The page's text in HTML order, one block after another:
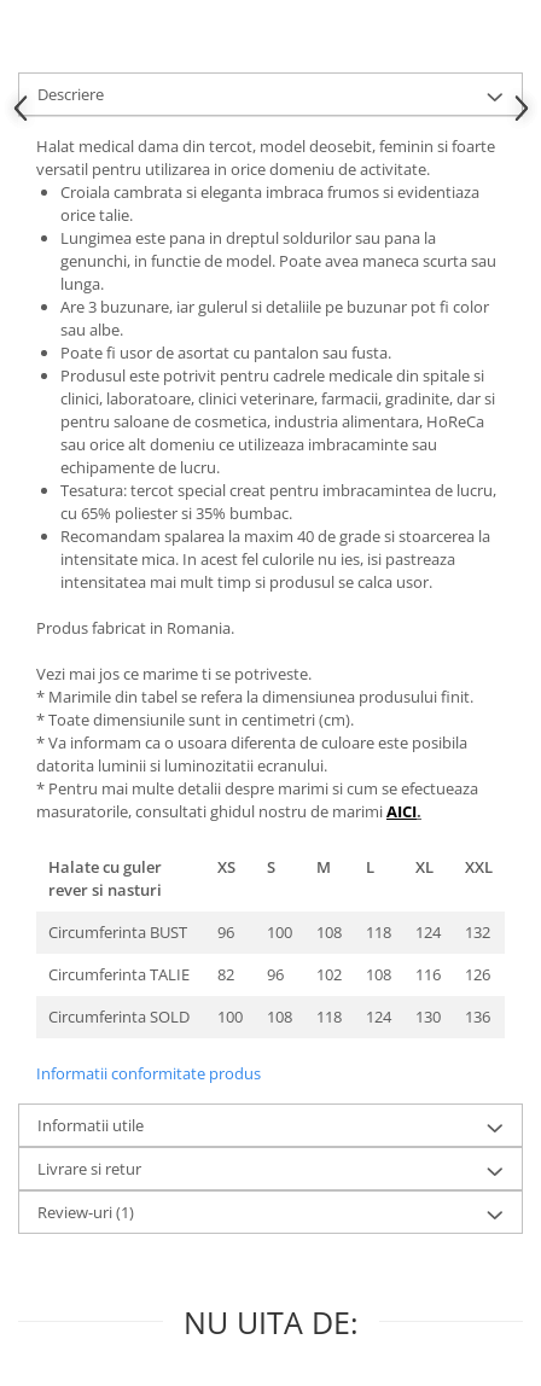
Descriere
Halat medical dama din tercot, model deosebit, feminin si foarte
versatil pentru utilizarea in orice domeniu de activitate.
Croiala cambrata si eleganta imbraca frumos si evidentiaza
orice talie.
Lungimea este pana in dreptul soldurilor sau pana la
genunchi, in functie de model. Poate avea maneca scurta sau
lunga.
Are 3 buzunare, iar gulerul si detaliile pe buzunar pot fi color
sau albe.
Poate fi usor de asortat cu pantalon sau fusta.
Produsul este potrivit pentru cadrele medicale din spitale si
clinici, laboratoare, clinici veterinare, farmacii, gradinite, dar si
pentru saloane de cosmetica, industria alimentara, HoReCa
sau orice alt domeniu ce utilizeaza imbracaminte sau
echipamente de lucru.
Tesatura: tercot special creat pentru imbracamintea de lucru,
cu 65% poliester si 35% bumbac.
Recomandam spalarea la maxim 40 de grade si stoarcerea la
intensitate mica. In acest fel culorile nu ies, isi pastreaza
intensitatea mai mult timp si produsul se calca usor.
Produs fabricat in Romania.
Vezi mai jos ce marime ti se potriveste.
* Marimile din tabel se refera la dimensiunea produsului finit.
* Toate dimensiunile sunt in centimetri (cm).
* Va informam ca o usoara diferenta de culoare este posibila
datorita luminii si luminozitatii ecranului.
* Pentru mai multe detalii despre marimi si cum se efectueaza
masuratorile, consultati ghidul nostru de marimiAICI.
Halate cu guler
rever si nasturi
XS S M L XL XXL
Circumferinta BUST 96 100 108 118 124
132
Circumferinta TALIE
82 96 102 108 116
126
Circumferinta SOLD
100 108 118 124 130 136
Informatii conformitate produs
Informatii utile
Livrare si retur
Review-uri(1)
NU UITA DE: